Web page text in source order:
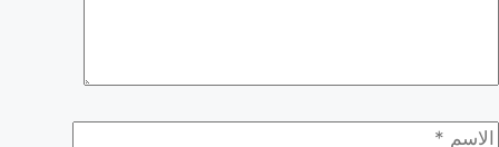
الاسم